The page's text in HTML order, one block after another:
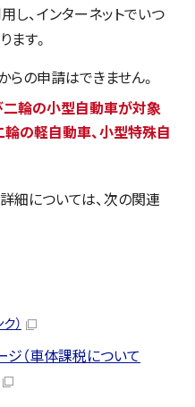
し、インターネットでいつ
ます。
らの申請はできません。
二輪の小型自動車が対象
輪の軽自動車、小型特殊自
細については、次の関連
）
（車体課税について